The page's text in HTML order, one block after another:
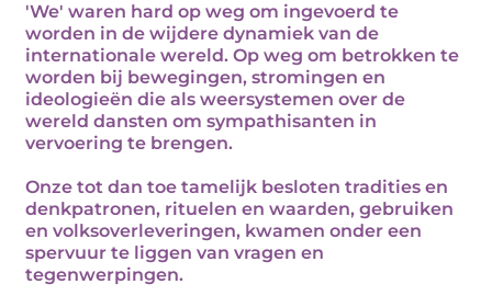
'We' waren hard op weg om ingevoerd te
worden in de wijdere dynamiek van de
internationale wereld. Op weg om betrokken te
worden bij bewegingen, stromingen en
ideologieën die als weersystemen over de
wereld dansten om sympathisanten in
vervoering te brengen.
Onze tot dan toe tamelijk besloten tradities en
denkpatronen, rituelen en waarden, gebruiken
en volksoverleveringen, kwamen onder een
spervuur te liggen van vragen en
tegenwerpingen.